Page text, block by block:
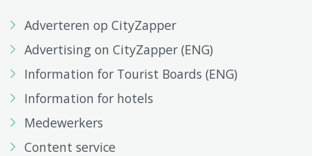
Adverteren op CityZapper
Advertising on CityZapper (ENG)
Information for Tourist Boards (ENG)
Information for hotels
Medewerkers
Content service